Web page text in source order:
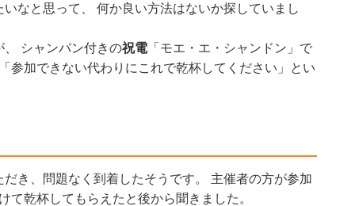
なと思って、 何か良い方法はないか探していまし
シャンパン付きの祝電「モエ・エ・シャンドン」で
参加できない代わりにこれで乾杯してください」とい
き、問題なく到着したそうです。 主催者の方が参加
乾杯してもらえたと後から聞きました。